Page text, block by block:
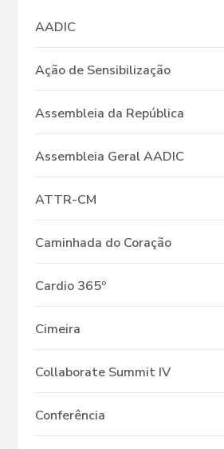
AADIC
Ação de Sensibilização
Assembleia da República
Assembleia Geral AADIC
ATTR-CM
Caminhada do Coração
Cardio 365º
Cimeira
Collaborate Summit IV
Conferência